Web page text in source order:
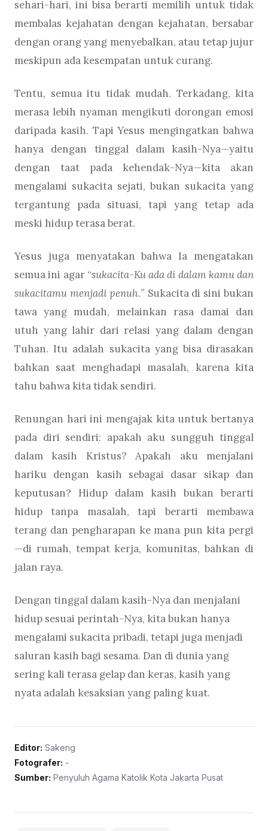
sehari-hari, ini bisa berarti memilih untuk tidak
membalas kejahatan dengan kejahatan, bersabar
dengan orang yang menyebalkan, atau tetap jujur
meskipun ada kesempatan untuk curang.
Tentu, semua itu tidak mudah. Terkadang, kita
merasa lebih nyaman mengikuti dorongan emosi
daripada kasih. Tapi Yesus mengingatkan bahwa
hanya dengan tinggal dalam kasih-Nya—yaitu
dengan taat pada kehendak-Nya—kita akan
mengalami sukacita sejati, bukan sukacita yang
tergantung pada situasi, tapi yang tetap ada
meski hidup terasa berat.
Yesus juga menyatakan bahwa Ia mengatakan
semua ini agar “sukacita-Ku ada di dalam kamu dan
sukacitamu menjadi penuh.” Sukacita di sini bukan
tawa yang mudah, melainkan rasa damai dan
utuh yang lahir dari relasi yang dalam dengan
Tuhan. Itu adalah sukacita yang bisa dirasakan
bahkan saat menghadapi masalah, karena kita
tahu bahwa kita tidak sendiri.
Renungan hari ini mengajak kita untuk bertanya
pada diri sendiri: apakah aku sungguh tinggal
dalam kasih Kristus? Apakah aku menjalani
hariku dengan kasih sebagai dasar sikap dan
keputusan? Hidup dalam kasih bukan berarti
hidup tanpa masalah, tapi berarti membawa
terang dan pengharapan ke mana pun kita pergi
—di rumah, tempat kerja, komunitas, bahkan di
jalan raya.
Dengan tinggal dalam kasih-Nya dan menjalani
hidup sesuai perintah-Nya, kita bukan hanya
mengalami sukacita pribadi, tetapi juga menjadi
saluran kasih bagi sesama. Dan di dunia yang
sering kali terasa gelap dan keras, kasih yang
nyata adalah kesaksian yang paling kuat.
Editor: Sakeng
Fotografer: -
Sumber: Penyuluh Agama Katolik Kota Jakarta Pusat